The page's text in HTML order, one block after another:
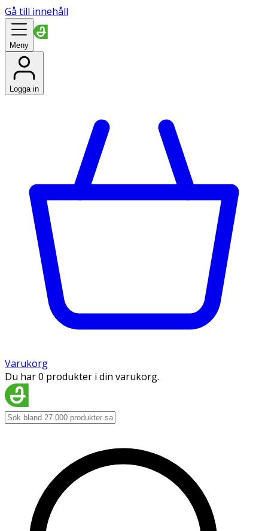
Gå till innehåll
Meny
Logga in
Varukorg
Du har 0 produkter i din varukorg.